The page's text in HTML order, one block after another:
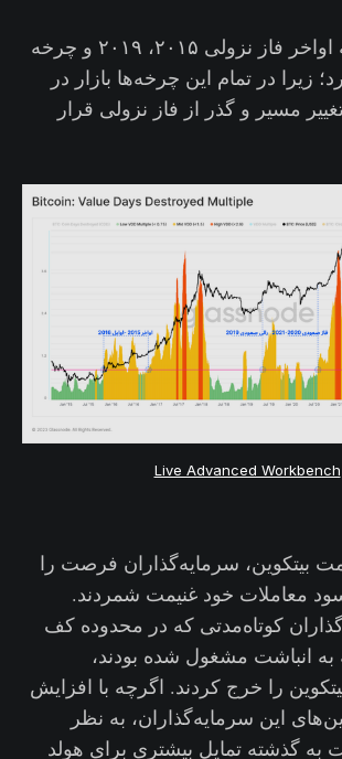
محدوده فعلی به اواخر فاز نزولی ۲۰۱۵، ۲۰۱۹ و چرخه
زیرا در تمام این چرخه‌ها بازار در
مسیر و گذر از فاز نزولی قرار
Live Advanced Workbench
بیتکوین، سرمایه‌گذاران فرصت را
معاملات خود غنیمت شمردند.
کوتاه‌مدتی که در محدوده کف
انباشت مشغول شده بودند،
را خرج کردند. اگرچه با افزایش
این سرمایه‌گذاران، به نظر
گذشته تمایل بیشتری برای هولد